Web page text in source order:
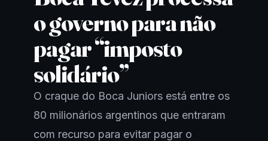
o governo para não
pagar “imposto
solidário”
O craque do Boca Juniors está entre os
80 milionários argentinos que entraram
com recurso para evitar pagar o